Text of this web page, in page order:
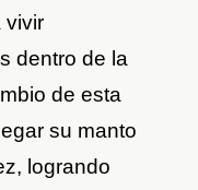
vivir
dentro de la
de esta
su manto
logrando